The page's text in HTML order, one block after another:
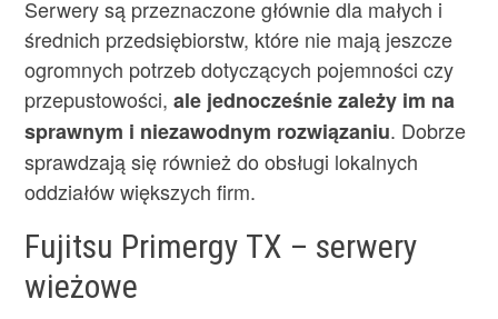
Serwery są przeznaczone głównie dla małych i
średnich przedsiębiorstw, które nie mają jeszcze
ogromnych potrzeb dotyczących pojemności czy
przepustowości, ale jednocześnie zależy im na
sprawnym i niezawodnym rozwiązaniu. Dobrze
sprawdzają się również do obsługi lokalnych
oddziałów większych firm.
Fujitsu Primergy TX – serwery
wieżowe